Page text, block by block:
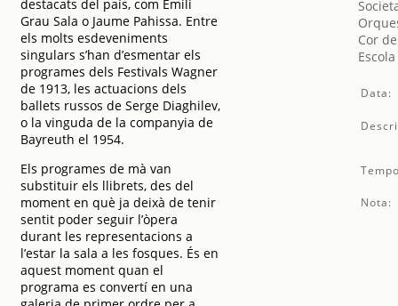
destacats del país, com Emili
Grau Sala o Jaume Pahissa. Entre
els molts esdeveniments
singulars s’han d’esmentar els
programes dels Festivals Wagner
de 1913, les actuacions dels
ballets russos de Serge Diaghilev,
o la vinguda de la companyia de
Bayreuth el 1954.
Els programes de mà van
substituir els llibrets, des del
moment en què ja deixà de tenir
sentit poder seguir l’òpera
durant les representacions a
l’estar la sala a les fosques. És en
aquest moment quan el
programa es convertí en una
Cor
Data:
Nota: